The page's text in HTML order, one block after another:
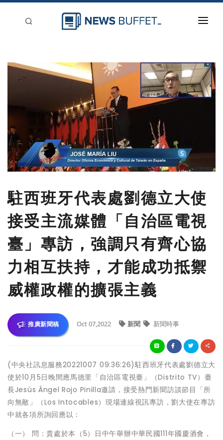
新聞稿分類
駐西班牙代表處劉德立大使
接受主流媒體「自治區電視
臺」專訪，強調只有齊心協
力相互扶持，才能成功抵禦
威權政權的擴張主義
推廣新聞稿 Oct 07,2022 新聞 新聞時事
(中央社訊息服務20221007 09:36:26)駐西班牙代表處劉德立大
使於10月5日晚間應馬德里「自治區電視臺」（Distrito TV）臺
長Jesús Ángel Rojo Pinilla邀請，接受熱門新聞訪談節目「所
向無敵」（Los Intocables）現場連線視訊專訪，劉大使在專訪
中就各項所詢回應以：
（一） 問：貴處於本（5）日中午舉辦中華民國111年國慶酒會，